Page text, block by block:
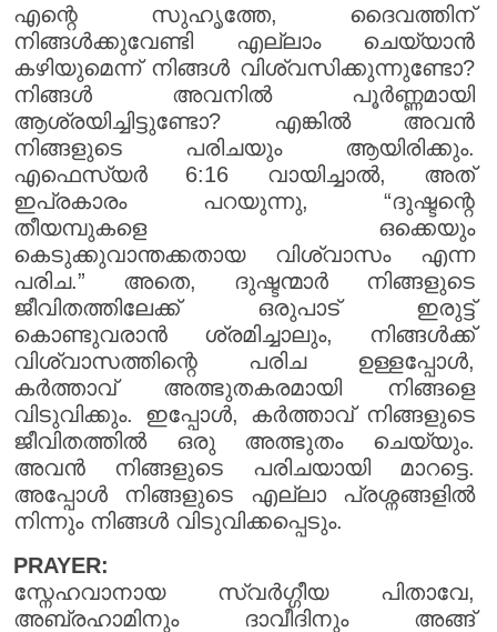
എന്റെ സുഹൃത്തേ, ദൈവത്തിന്
നിങ്ങൾക്കുവേണ്ടി എല്ലാം ചെയ്യാൻ
കഴിയുമെന്ന് നിങ്ങൾ വിശ്വസിക്കുന്നുണ്ടോ?
നിങ്ങൾ അവനിൽ പൂർണ്ണമായി
ആശ്രയിച്ചിട്ടുണ്ടോ? എങ്കിൽ അവൻ
നിങ്ങളുടെ പരിചയും ആയിരിക്കും.
എഫെസ്യർ 6:16 വായിച്ചാൽ, അത്
ഇപ്രകാരം പറയുന്നു, “ദുഷ്ടന്റെ
തീയമ്പുകളെ ഒക്കെയും
കെടുക്കുവാന്തക്കതായ വിശ്വാസം എന്ന
പരിച.” അതെ, ദുഷ്ടന്മാർ നിങ്ങളുടെ
ജീവിതത്തിലേക്ക് ഒരുപാട് ഇരുട്ട്
കൊണ്ടുവരാൻ ശ്രമിച്ചാലും, നിങ്ങൾക്ക്
വിശ്വാസത്തിന്റെ പരിച ഉള്ളപ്പോൾ,
കർത്താവ് അത്ഭുതകരമായി നിങ്ങളെ
വിടുവിക്കും. ഇപ്പോൾ, കർത്താവ് നിങ്ങളുടെ
ജീവിതത്തിൽ ഒരു അത്ഭുതം ചെയ്യും.
അവൻ നിങ്ങളുടെ പരിചയായി മാറട്ടെ.
അപ്പോൾ നിങ്ങളുടെ എല്ലാ പ്രശ്നങ്ങളിൽ
നിന്നും നിങ്ങൾ വിടുവിക്കപ്പെടും.
PRAYER:
സ്നേഹവാനായ സ്വർഗ്ഗീയ പിതാവേ,
അബ്രഹാമിനും ദാവീദിനും അങ്ങ്